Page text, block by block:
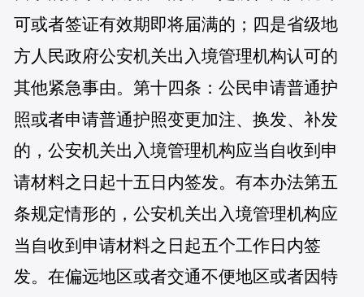
可或者签证有效期即将届满的；四是省级地
方人民政府公安机关出入境管理机构认可的
其他紧急事由。第十四条：公民申请普通护
照或者申请普通护照变更加注、换发、补发
的，公安机关出入境管理机构应当自收到申
请材料之日起十五日内签发。有本办法第五
条规定情形的，公安机关出入境管理机构应
当自收到申请材料之日起五个工作日内签
发。在偏远地区或者交通不便地区或者因特